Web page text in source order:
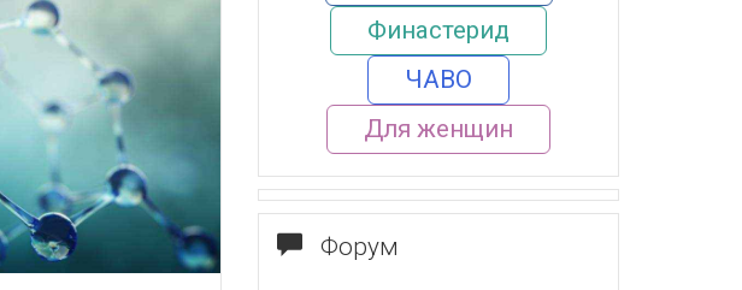
Финастерид
ЧАВО
Для женщин
Форум